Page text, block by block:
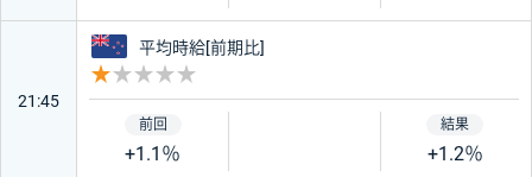
21:45
ニュージーランド
平均時給[前期比]
+1.1％ +1.2％